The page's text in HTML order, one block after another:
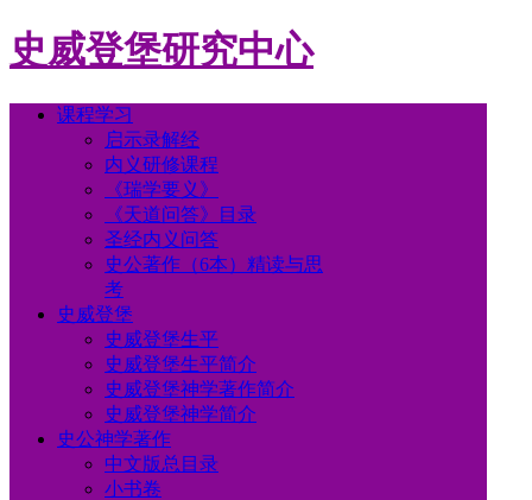
史威登堡研究中心
课程学习
启示录解经
内义研修课程
《瑞学要义》
《天道问答》目录
圣经内义问答
史公著作（6本）精读与思
考
史威登堡
史威登堡生平
史威登堡生平简介
史威登堡神学著作简介
史威登堡神学简介
史公神学著作
中文版总目录
小书卷